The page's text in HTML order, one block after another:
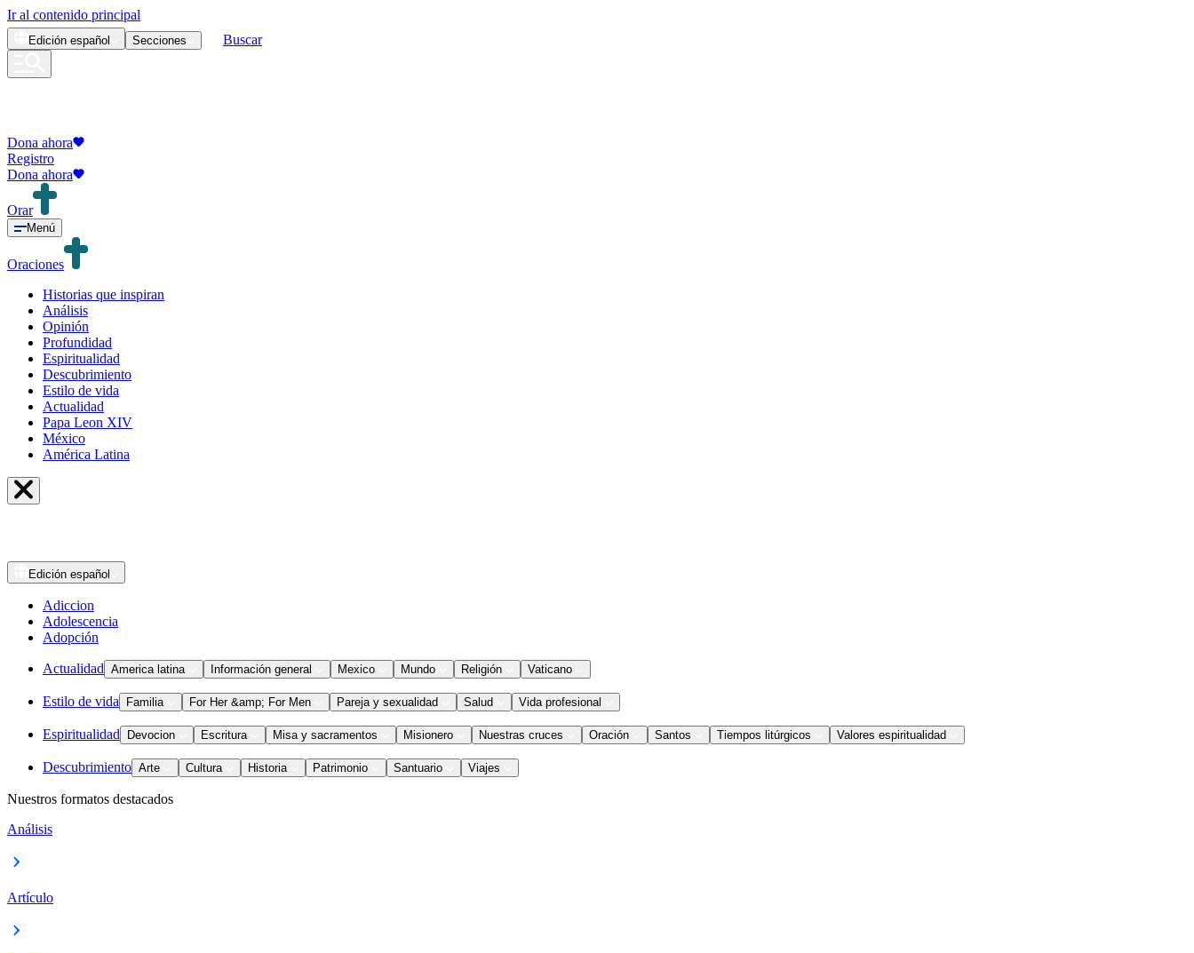
Ir al contenido principal
Edición español Secciones Buscar
Dona ahora
Registro
Dona ahora
Orar
Menú
Oraciones
Historias que inspiran
Análisis
Opinión
Profundidad
Espiritualidad
Descubrimiento
Estilo de vida
Actualidad
Papa Leon XIV
México
América Latina
Edición español
Adiccion
Adolescencia
Adopción
Actualidad America latina Información general Mexico Mundo Religión Vaticano
Estilo de vida Familia For Her &amp; For Men Pareja y sexualidad Salud Vida profesional
Espiritualidad Devocion Escritura Misa y sacramentos Misionero Nuestras cruces Oración Santos Tiempos litúrgicos Valores espiritualidad
Descubrimiento Arte Cultura Historia Patrimonio Santuario Viajes
Nuestros formatos destacados
Análisis
Artículo